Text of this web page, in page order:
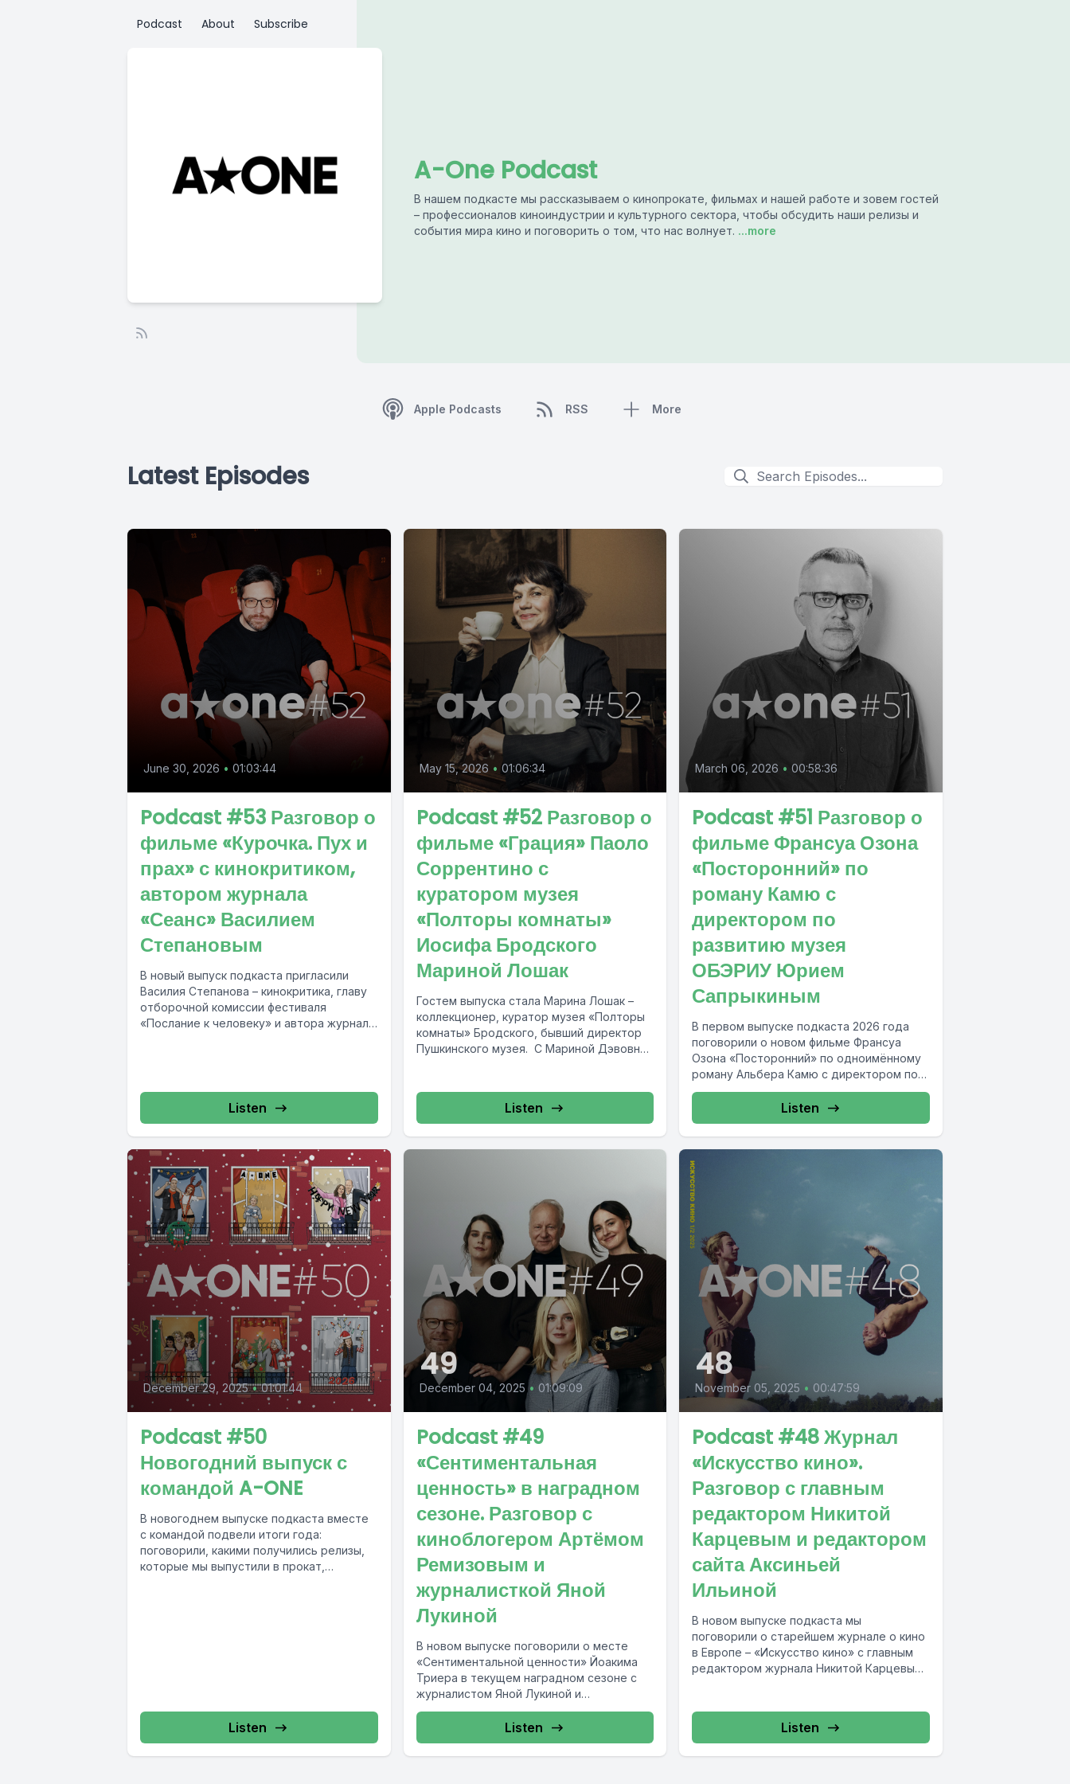
Podcast About Subscribe
A-One Podcast
В нашем подкасте мы рассказываем о кинопрокате, фильмах и нашей работе и зовем гостей
– профессионалов киноиндустрии и культурного сектора, чтобы обсудить наши релизы и
события мира кино и поговорить о том, что нас волнует. ...more
Apple Podcasts RSS More
Latest Episodes
June 30, 2026 • 01:03:44
Podcast #53 Разговор о
фильме «Курочка. Пух и
прах» с кинокритиком,
автором журнала
«Сеанс» Василием
Степановым
В новый выпуск подкаста пригласили
Василия Степанова – кинокритика, главу
отборочной комиссии фестиваля
«Послание к человеку» и автора журнала
Listen
May 15, 2026 • 01:06:34
Podcast #52 Разговор о
фильме «Грация» Паоло
Соррентино с
куратором музея
«Полторы комнаты»
Иосифа Бродского
Мариной Лошак
Гостем выпуска стала Марина Лошак –
коллекционер, куратор музея «Полторы
комнаты» Бродского, бывший директор
Пушкинского музея. С Мариной Дэвовной
Listen
March 06, 2026 • 00:58:36
Podcast #51 Разговор о
фильме Франсуа Озона
«Посторонний» по
роману Камю с
директором по
развитию музея
ОБЭРИУ Юрием
Сапрыкиным
В первом выпуске подкаста 2026 года
поговорили о новом фильме Франсуа
Озона «Посторонний» по одноимённому
роману Альбера Камю с директором по
развитию музея ОБЭРИУ...
Listen
December 29, 2025 • 01:01:44
Podcast #50
Новогодний выпуск с
командой A-ONE
В новогоднем выпуске подкаста вместе
с командой подвели итоги года:
поговорили, какими получились релизы,
которые мы выпустили в прокат,
Listen
49
December 04, 2025 • 01:09:09
Podcast #49
«Сентиментальная
ценность» в наградном
сезоне. Разговор с
киноблогером Артёмом
Ремизовым и
журналисткой Яной
Лукиной
В новом выпуске поговорили о месте
«Сентиментальной ценности» Йоакима
Триера в текущем наградном сезоне с
журналистом Яной Лукиной и
киноблогером Артёмом Ремизовым –
Listen
48
November 05, 2025 • 00:47:59
Podcast #48 Журнал
«Искусство кино».
Разговор с главным
редактором Никитой
Карцевым и редактором
сайта Аксиньей
Ильиной
В новом выпуске подкаста мы
поговорили о старейшем журнале о кино
в Европе – «Искусство кино» с главным
редактором журнала Никитой Карцевым
Listen